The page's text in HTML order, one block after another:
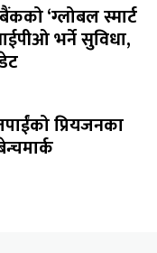
‘ग्लोबल स्मार्ट
भर्ने सुविधा,
प्रियजनका